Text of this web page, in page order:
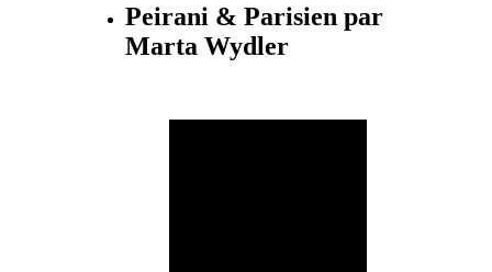
Peirani & Parisien par
Marta Wydler